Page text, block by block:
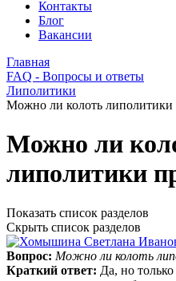
Контакты
Блог
Вакансии
Главная
FAQ - Вопросы и ответы
Липолитики
Можно ли колоть липолитики
Можно ли
липолитики
Показать список разделов
Скрыть список разделов
Вопрос: Можно ли колоть
Краткий ответ: Да, но